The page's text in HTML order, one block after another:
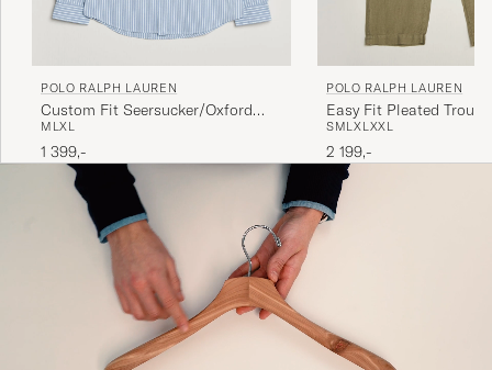
POLO RALPH LAUREN
Custom Fit Seersucker/Oxford
Stripe Shirt Blue
M LXL
1 399,-
POLO RALPH LAUREN
Easy Fit Pleated
Green
SMLXLXXL
2 199,-